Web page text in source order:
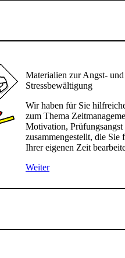
Materialien zur Angst- und
Stressbewältigung
Wir haben für Sie
zum Thema
Motivation, Prüfungsangst
zusammengestellt, die Sie
Ihrer eigenen Zeit
Weiter